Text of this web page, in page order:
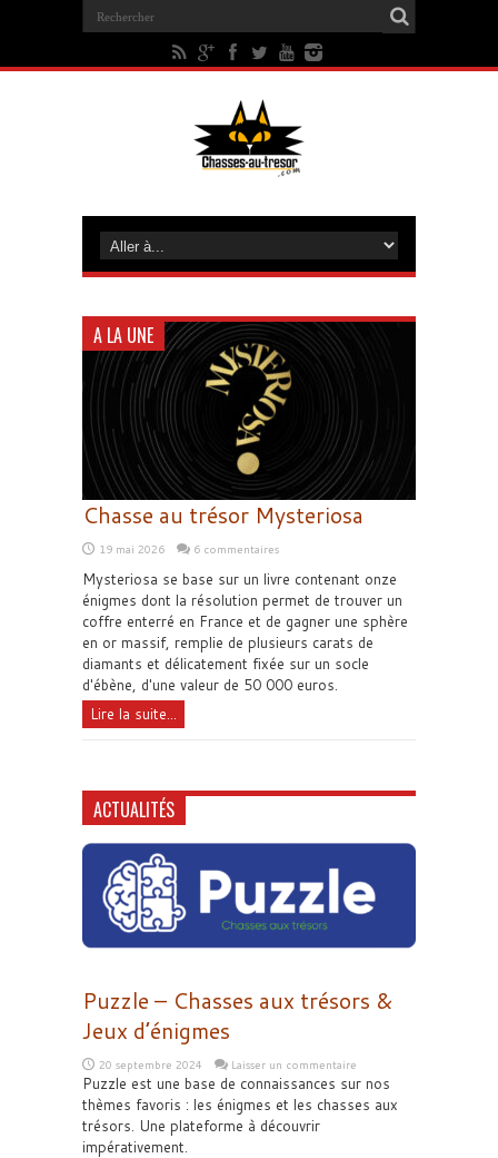
A LA UNE
Chasse au trésor Mysteriosa
19 mai 2026 6 commentaires
Mysteriosa se base sur un livre contenant onze
énigmes dont la résolution permet de trouver un
coffre enterré en France et de gagner une sphère
en or massif, remplie de plusieurs carats de
diamants et délicatement fixée sur un socle
d'ébène, d'une valeur de 50 000 euros.
Lire la suite...
ACTUALITÉS
Puzzle – Chasses aux trésors &
Jeux d’énigmes
20 septembre 2024 Laisser un commentaire
Puzzle est une base de connaissances sur nos
thèmes favoris : les énigmes et les chasses aux
trésors. Une plateforme à découvrir
impérativement.